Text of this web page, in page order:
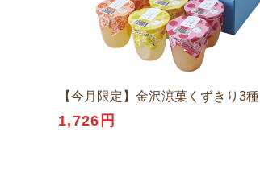
【今月限定】金沢涼菓くずきり3種
1,726円